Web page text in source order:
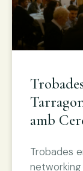
amb
Trobades